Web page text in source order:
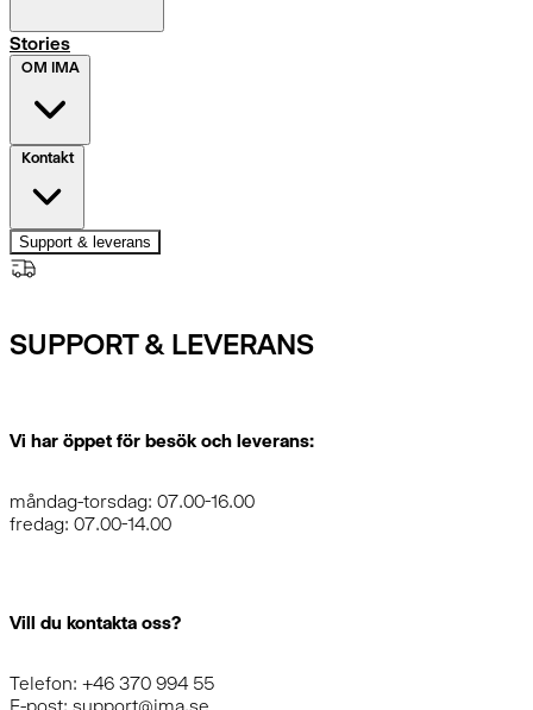
Stories
OM IMA
Kontakt
Support & leverans
SUPPORT & LEVERANS
Vi har öppet för besök och leverans:
måndag-torsdag: 07.00-16.00
fredag: 07.00-14.00
Vill du kontakta oss?
Telefon: +46 370 994 55